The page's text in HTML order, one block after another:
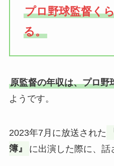
プロ野球監督く
る。
原監督の年収は、プロ野
ようです。
2023年7月に放送された
簿』
に出演した際に、話